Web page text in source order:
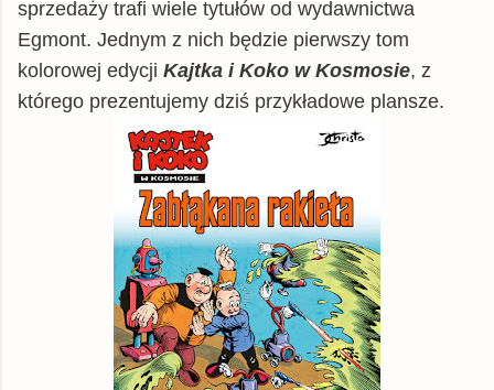
sprzedaży trafi wiele tytułów od wydawnictwa
Egmont. Jednym z nich będzie pierwszy tom
kolorowej edycji Kajtka i Koko w Kosmosie, z
którego prezentujemy dziś przykładowe plansze.